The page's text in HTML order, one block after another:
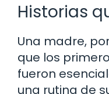
Historias
Una madre,
que los
fueron
una rutina de